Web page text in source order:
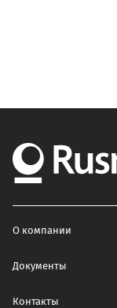
О компании
Документы
Контакты